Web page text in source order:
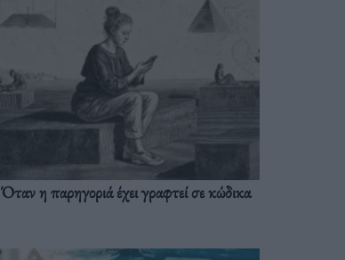
Όταν η παρηγοριά έχει γραφτεί σε κώδικα